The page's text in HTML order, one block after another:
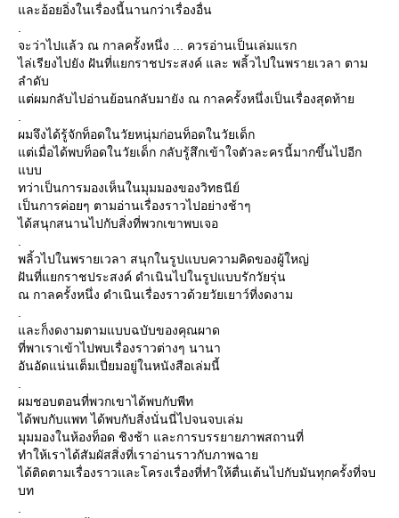
ละอ้อยอิ่งในเรื่องนี้นานกว่าเรื่องอื่น
จะว่าไปแล้ว ณ กาลครั้งหนึ่ง ... ควรอ่านเป็นเล่มแรก
ไล่เรียงไปยัง ฝันที่แยกราชประสงค์ และ พลิ้วไปในพรายเวลา ตาม
ลำดับ
ต่ผมกลับไปอ่านย้อนกลับมายัง ณ กาลครั้งหนึ่งเป็นเรื่องสุดท้า
ผมจึงได้รู้จักท็อดในวัยหนุ่มก่อนท็อดในวัยเด็ก
ต่เมื่อได้พบท็อดในวัยเด็ก กลับรู้สึกเข้าใจตัวละครนี้มากขึ้นไปอีก
บบ
ทว่าเป็นการมองเห็นในมุมมองของวิทธนีย์
เป็นการค่อยๆ ตามอ่านเรื่องราวไปอย่างช้าๆ
ได้สนุกสนานไปกับสิ่งที่พวกเขาพบเจอ
พลิ้วไปในพรายเวลา สนุกในรูปแบบความคิดของผู้ใหญ่
ฝันที่แยกราชประสงค์ ดำเนินไปในรูปแบบรักวัยรุ่น
ณ กาลครั้งหนึ่ง ดำเนินเรื่องราวด้วยวัยเยาว์ที่งดงาม
ละก็งดงามตามแบบฉบับของคุณผาด
ที่พาเราเข้าไปพบเรื่องราวต่างๆ นานา
อันอัดแน่นเต็มเปี่ยมอยู่ในหนังสือเล่มนี้
ผมชอบตอนที่พวกเขาได้พบกับพีท
ได้พบกับแพท ได้พบกับสิ่งนั่นนี่ไปจนจบเล่ม
มุมมองในห้องท็อด ชิงช้า และการบรรยายภาพสถานที่
ทำให้เราได้สัมผัสสิ่งที่เราอ่านราวกับภาพฉา
ได้ติดตามเรื่องราวและโครงเรื่องที่ทำให้ตื่นเต้นไปกับมันทุกครั้งที่จบ
บท